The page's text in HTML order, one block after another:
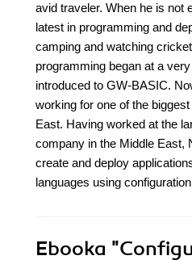
avid traveler. When he is not
latest in programming and
camping and watching
programming began at a
introduced to GW-BASIC.
working for one of the
East. Having worked at the
company in the Middle East,
create and deploy
languages using
Ebooka